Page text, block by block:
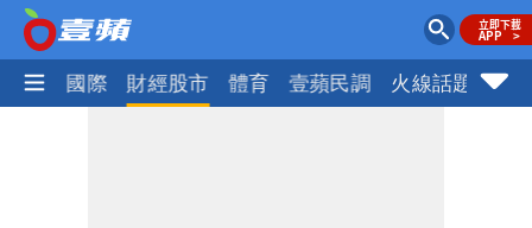
社會 國際 財經股市 體育 壹蘋民調 火線話題